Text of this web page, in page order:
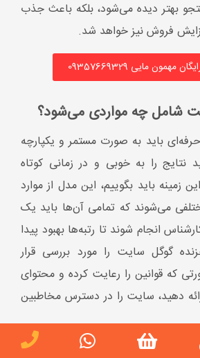
زمینه باید بگوییم، این مدل از موارد
می‌شوند که تمامی آن‌ها باید یک
انجام شوند تا رتبه‌ها بهبود پیدا
گوگل سایت را مورد بررسی قرار
دهید، سایت را در دسترس مخاطبین